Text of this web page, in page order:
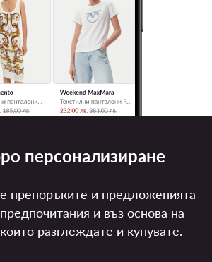
персонализиране
препоръките и предложенията
и въз основа на
разглеждате и купувате.